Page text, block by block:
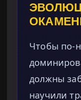
Чтобы по-
должны
научили